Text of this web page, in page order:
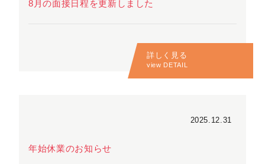
8月の面接日程を更新しました
詳しく見る
view DETAIL
年始休業のお知らせ
2025.12.31